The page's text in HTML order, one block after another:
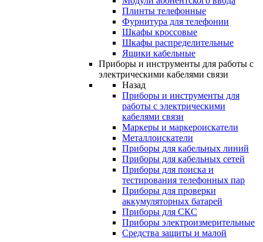
Плинты телефонные
Фурнитура для телефонии
Шкафы кроссовые
Шкафы распределительные
Ящики кабельные
Приборы и инструменты для работы с
электрическими кабелями связи
Назад
Приборы и инструменты для
работы с электрическими
кабелями связи
Маркеры и маркероискатели
Металлоискатели
Приборы для кабельных линий
Приборы для кабельных сетей
Приборы для поиска и
тестирования телефонных пар
Приборы для проверки
аккумуляторных батарей
Приборы для СКС
Приборы электроизмерительные
Средства защиты и малой